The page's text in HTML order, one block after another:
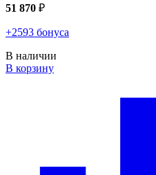
51 870 ₽
+2593 бонуса
В наличии
В корзину